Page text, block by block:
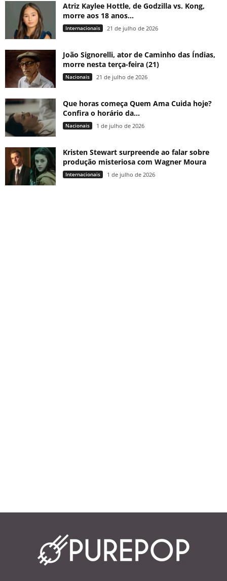
Atriz Kaylee Hottle, de Godzilla vs. Kong,
morre aos 18 anos...
Internacionais 21 de julho de 2026
João Signorelli, ator de Caminho das Índias,
morre nesta terça-feira (21)
Nacionais 21 de julho de 2026
Que horas começa Quem Ama Cuida hoje?
Confira o horário da...
Nacionais 1 de julho de 2026
Kristen Stewart surpreende ao falar sobre
produção misteriosa com Wagner Moura
Internacionais 1 de julho de 2026